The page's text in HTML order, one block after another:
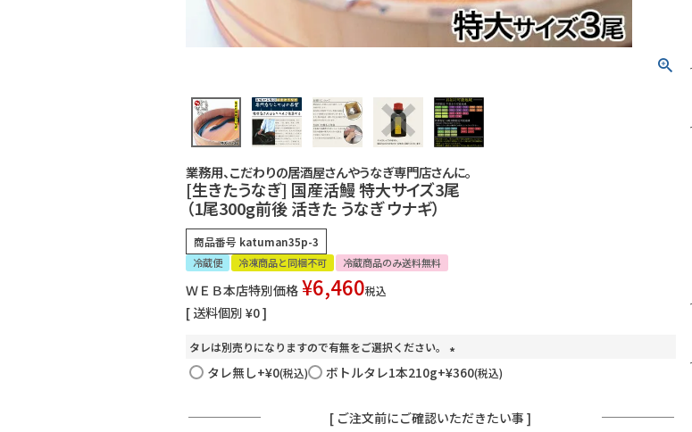
業務用、こだわりの居酒屋さんやうなぎ専門店さんに。
[生きたうなぎ] 国産活鰻 特大サイズ3尾
（1尾300g前後 活きた うなぎ ウナギ）
商品番号 katuman35p-3
冷蔵便 冷凍商品と同梱不可 冷蔵商品のみ送料無料
ＷＥＢ本店特別価格 ¥6,460税込
送料個別 ¥0
タレは別売りになりますので有無をご選択ください。
(
)
タレ無し+¥0 税込 ボトルタレ1本210g+¥360 税込
[ ご注文前にご確認いただきたい事 ]
お問い合わせはこちら
0120-59-2580
業務用卸売も行っております